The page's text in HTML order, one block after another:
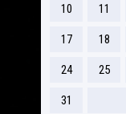
10 11
17 18
24 25
31